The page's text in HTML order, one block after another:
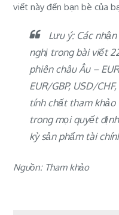
viết này đến bạn bè của
Lưu ý: Các
nghị trong bài viết
phiên châu Âu –
EUR/GBP, USD/
tính chất tham khảo
trong mọi quyết
kỳ sản phẩm tài
Nguồn: Tham khảo